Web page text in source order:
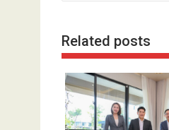
Related posts